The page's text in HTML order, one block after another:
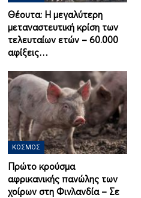
Θέουτα: Η μεγαλύτερη
μεταναστευτική κρίση των
τελευταίων ετών – 60.000
αφίξεις…
ΚΌΣΜΟΣ
Πρώτο κρούσμα
αφρικανικής πανώλης των
χοίρων στη Φινλανδία – Σε